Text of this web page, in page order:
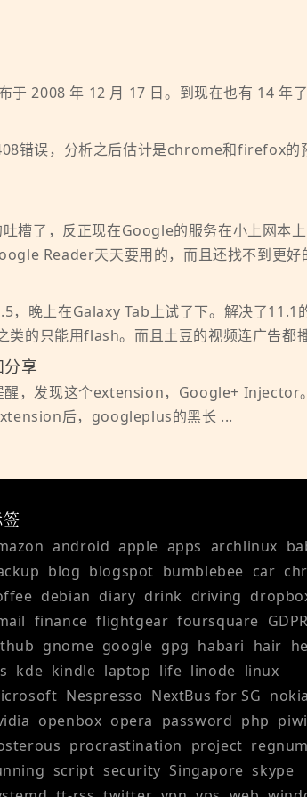
于 2008 年 12 月 17 日。到现在也有 14 年
错误，分析之后估计是chrome和firefox的
槽了，反正现在Google的服务在小上网本
Reader天天要用的，而且还找不到更
晚上在Galaxy Tab上试了下。解决了11.1
的只能用flash。而且土豆的视频连广告都
享
，发现这个extension，Google+ Injector
后，googleplus的黑长 ...
android apple apps archlinux
blog blogspot bumblebee car
debian diary drink driving
finance flightgear foursquare GDPR
gnome google gpg habari hair
kde kindle laptop life linode linux
Nespresso NextBus for SG nokia
openbox opera password php
procrastination project regnum
script security Singapore skype